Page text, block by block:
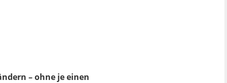
– ohne je einen